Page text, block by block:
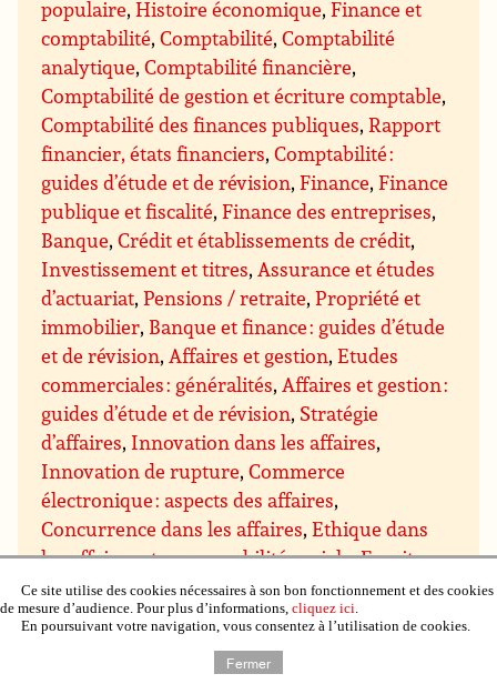
populaire,Histoire économique,Finance et
comptabilité,Comptabilité,Comptabilité
analytique,Comptabilité financière,
Comptabilité de gestion et écriture comptable,
Comptabilité des finances publiques,Rapport
financier, états financiers,Comptabilité :
guides d’étude et de révision,Finance,Finance
publique et fiscalité,Finance des entreprises,
Banque,Crédit et établissements de crédit,
Investissement et titres,Assurance et études
d’actuariat,Pensions / retraite,Propriété et
immobilier, Banque et finance : guides d’étude
et de révision,Affaires et gestion,Etudes
commerciales : généralités,Affaires et gestion :
guides d’étude et de révision, Stratégie
d’affaires, Innovation dans les affaires,
Innovation de rupture,Commerce
électronique : aspects des affaires,
Concurrence dans les affaires,Ethique dans
les affaires et responsabilité sociale,Esprit
d’entreprise,Affaires et environnement ;
approches « vertes » dans les affaires, Affaires
Conseils et subventions pour
Gestion et techniques de
Ce site utilise des cookies nécessaires à son bon fonctionnement et des cookies
de mesure d’audience. Pour plus d’informations, cliquez ici.
En poursuivant votre navigation, vous consentez à l’utilisation de cookies.
Fermer